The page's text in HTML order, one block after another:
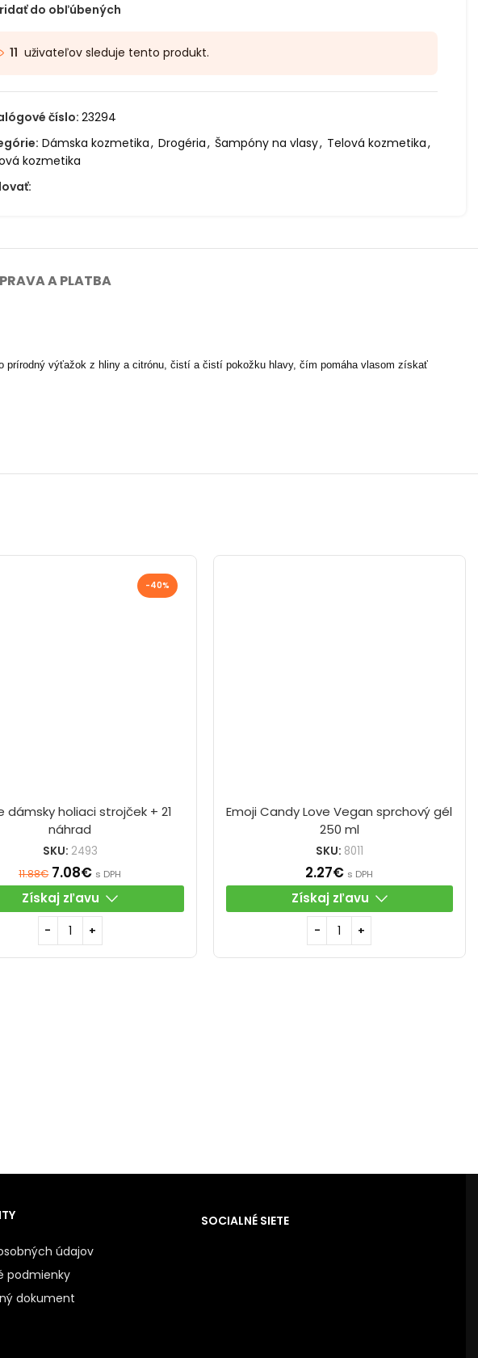
do obľúbených
11 uživateľov sleduje tento produkt.
číslo: 23294
Dámska kozmetika, Drogéria, Šampóny na vlasy, Telová kozmetika,
kozmetika
A PLATBA
prírodný výťažok z hliny a citrónu, čistí a čistí pokožku hlavy, čím pomáha vlasom získať
-40%
dámsky holiaci strojček + 21
náhrad
SKU: 2493
11.88€ 7.08€ s DPH
Získaj zľavu
Emoji Candy Love Vegan sprchový gél
250 ml
SKU: 8011
2.27€ s DPH
Získaj zľavu
údajov
podmienky
dokument
SOCIALNÉ SIETE